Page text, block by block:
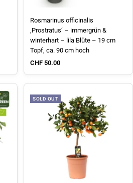
Rosmarinus officinalis
‚Prostratus‘ – immergrün &
winterhart – lila Blüte – 19 cm
Topf, ca. 90 cm hoch
Sale price
CHF 50.00
SOLD OUT